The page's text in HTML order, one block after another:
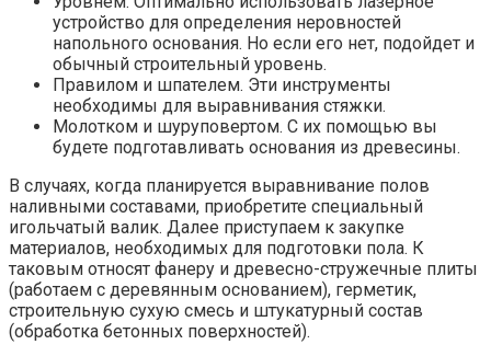
устройство для определения неровностей
напольного основания. Но если его нет, подойдет и
обычный строительный уровень.
Правилом и шпателем. Эти инструменты
необходимы для выравнивания стяжки.
Молотком и шуруповертом. С их помощью вы
будете подготавливать основания из древесины.
В случаях, когда планируется выравнивание полов
наливными составами, приобретите специальный
игольчатый валик. Далее приступаем к закупке
материалов, необходимых для подготовки пола. К
таковым относят фанеру и древесно-стружечные плиты
(работаем с деревянным основанием), герметик,
строительную сухую смесь и штукатурный состав
(обработка бетонных поверхностей).